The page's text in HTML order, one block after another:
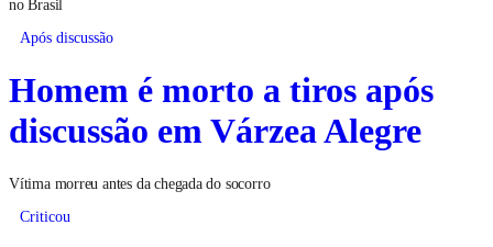
no Brasil
Após discussão
Homem é morto a tiros após
discussão em Várzea Alegre
Vítima morreu antes da chegada do socorro
Criticou